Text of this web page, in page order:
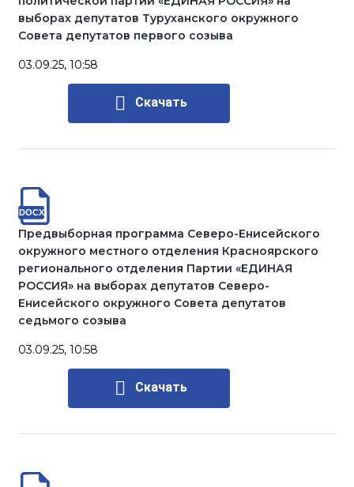
выборах депутатов Туруханского окружного
Совета депутатов первого созыва
03.09.25, 10:58
Скачать
Предвыборная программа Северо-Енисейского
окружного местного отделения Красноярского
регионального отделения Партии «ЕДИНАЯ
РОССИЯ» на выборах депутатов Северо-
Енисейского окружного Совета депутатов
седьмого созыва
03.09.25, 10:58
Скачать